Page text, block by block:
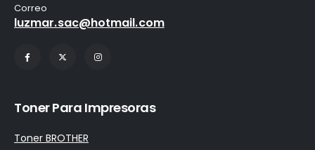
Correo
luzmar.sac@hotmail.com
Toner Para Impresoras
Toner BROTHER